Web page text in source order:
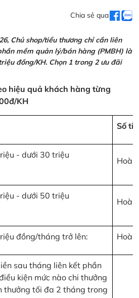
Chia sẻ qua
Chủ shop/tiểu thương chỉ cần liên
mềm quản lý/bán hàng (PMBH) là
đồng/KH. Chọn 1 trong 2 ưu đãi
hiệu quả khách hàng từng
KH
Số
- dưới 30 triệu
- dưới 50 triệu
đồng/tháng trở lên:
sau tháng liên kết phần
kiện mức nào chi thưởng
thưởng tối đa 2 tháng trong